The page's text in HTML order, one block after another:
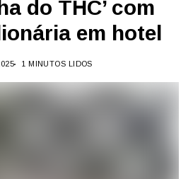
do THC’ com
em hotel
1 MINUTOS LIDOS